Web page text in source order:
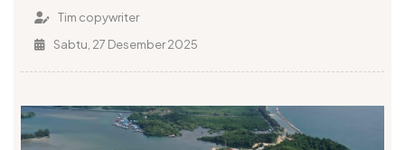
Tim copywriter
Sabtu, 27 Desember 2025